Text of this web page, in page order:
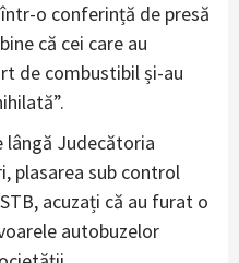
o conferință de presă
că cei care au
de combustibil și-au
lângă Judecătoria
plasarea sub control
acuzați că au furat o
autobuzelor